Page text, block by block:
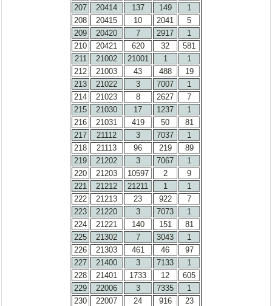
207
20414 137 149
1
208
20415 10 2041
5
209
20420 7 2917
1
210
20421 620 32
581
211
21002 21001 1
1
212
21003 43 488
19
213
21022 3 7007
1
214
21023 8 2627
7
215
21030 17 1237
1
216
21031 419 50
81
217
21112 3 7037
1
218
21113 96 219
89
219
21202 3 7067
1
220
21203 10597 2
9
221
21212 21211 1
1
222
21213 23 922
7
223
21220 3 7073
1
224
21221 140 151
81
225
21302 7 3043
1
226
21303 461 46
97
227
21400 3 7133
1
228
21401 1733 12
605
229
22006 3 7335
1
230
22007 24 916
23